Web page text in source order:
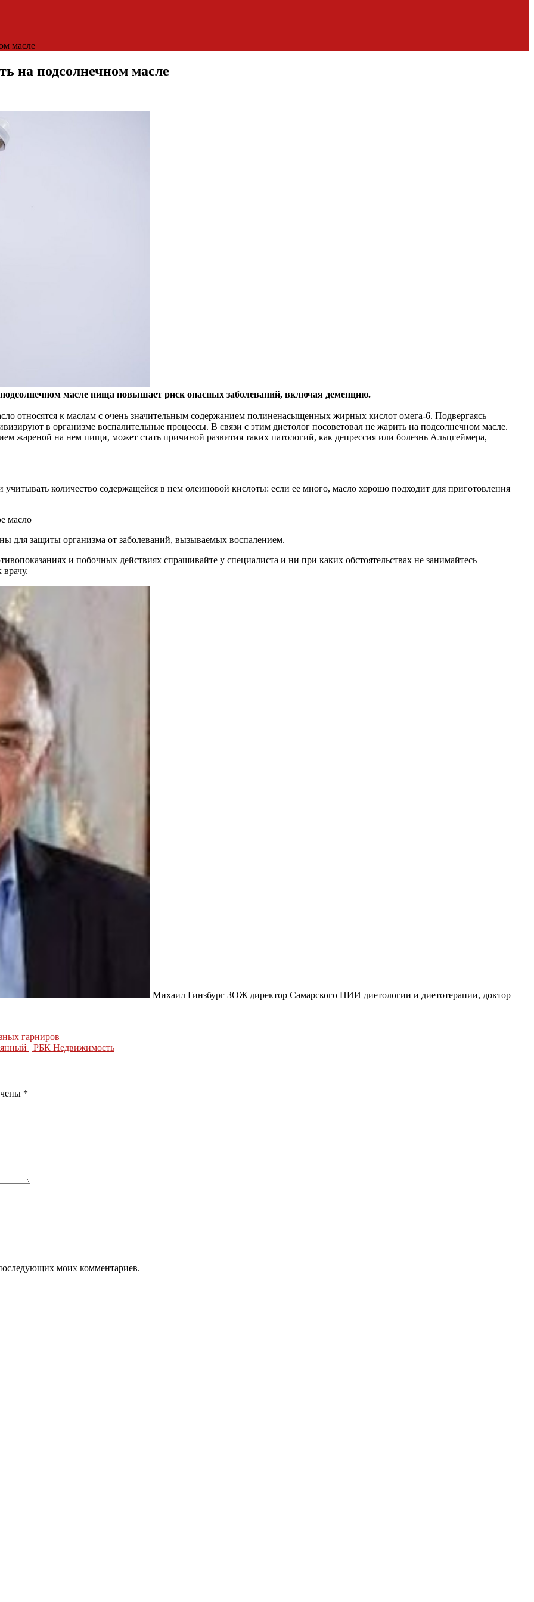
масле
на подсолнечном масле
масле пища повышает риск опасных заболеваний, включая деменцию.
относятся к маслам с очень значительным содержанием полиненасыщенных жирных кислот омега-6. Подвергаясь
в организме воспалительные процессы. В связи с этим диетолог посоветовал не жарить на подсолнечном масле.
жареной на нем пищи, может стать причиной развития таких патологий, как депрессия или болезнь Альцгеймера,
количество содержащейся в нем олеиновой кислоты: если ее много, масло хорошо подходит для приготовления
масло
для защиты организма от заболеваний, вызываемых воспалением.
и побочных действиях спрашивайте у специалиста и ни при каких обстоятельствах не занимайтесь
Михаил Гинзбург ЗОЖ директор Самарского НИИ диетологии и диетотерапии, доктор
гарниров
| РБК Недвижимость
*
моих комментариев.